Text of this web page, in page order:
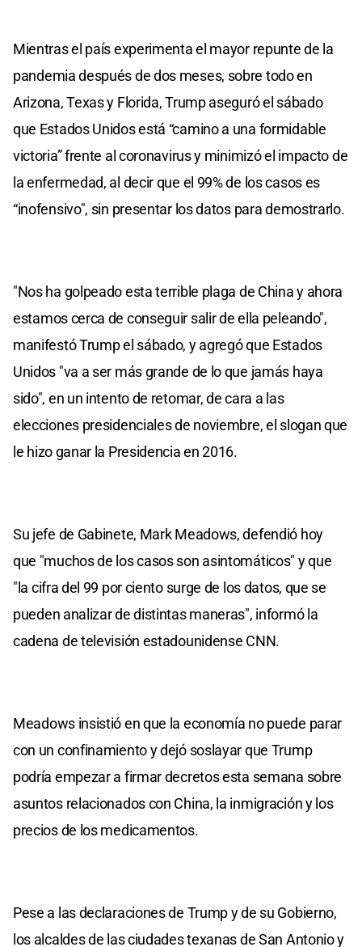
Mientras el país experimenta el mayor repunte de la
pandemia después de dos meses, sobre todo en
Arizona, Texas y Florida, Trump aseguró el sábado
que Estados Unidos está “camino a una formidable
victoria” frente al coronavirus y minimizó el impacto de
la enfermedad, al decir que el 99% de los casos es
“inofensivo", sin presentar los datos para demostrarlo.
"Nos ha golpeado esta terrible plaga de China y ahora
estamos cerca de conseguir salir de ella peleando",
manifestó Trump el sábado, y agregó que Estados
Unidos "va a ser más grande de lo que jamás haya
sido", en un intento de retomar, de cara a las
elecciones presidenciales de noviembre, el slogan que
le hizo ganar la Presidencia en 2016.
Su jefe de Gabinete, Mark Meadows, defendió hoy
que "muchos de los casos son asintomáticos" y que
"la cifra del 99 por ciento surge de los datos, que se
pueden analizar de distintas maneras", informó la
cadena de televisión estadounidense CNN.
Meadows insistió en que la economía no puede parar
con un confinamiento y dejó soslayar que Trump
podría empezar a firmar decretos esta semana sobre
asuntos relacionados con China, la inmigración y los
precios de los medicamentos.
Pese a las declaraciones de Trump y de su Gobierno,
los alcaldes de las ciudades texanas de San Antonio y